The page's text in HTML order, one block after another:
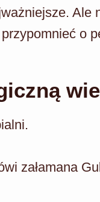
Ale
o
załamana